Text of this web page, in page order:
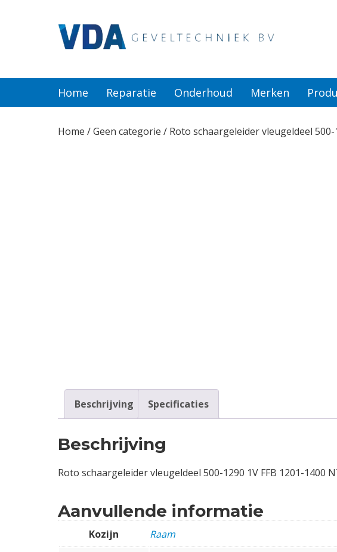
Home Reparatie Onderhoud Merken
Home /Geen categorie / Roto schaargeleider vleugeldeel 500-
Beschrijving Specificaties
Beschrijving
Roto schaargeleider vleugeldeel 500-1290 1V FFB 1201-1400
Aanvullende informatie
Kozijn
Raam